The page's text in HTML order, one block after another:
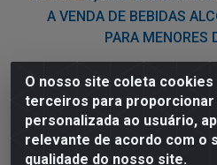
O nosso site coleta
terceiros para proporcionar
personalizada ao usuário,
relevante de acordo com o
qualidade do nosso site.
A VENDA DE BEBIDAS
PARA MENORES
Nordil Distribuidora - Avenida
Sesi - Bayeux/PB - CEP
03.775.813/